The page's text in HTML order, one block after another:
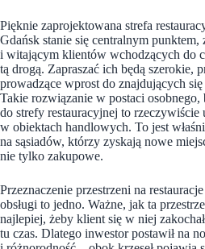
Pięknie zaprojektowana strefa
Gdańsk stanie się centralnym punktem,
i witającym klientów wchodzących do
tą drogą. Zapraszać ich będą szerokie,
prowadzące wprost do znajdujących
Takie rozwiązanie w postaci osobnego,
do strefy restauracyjnej to rzeczywiście
w obiektach handlowych. To jest
na sąsiadów, którzy zyskają nowe
nie tylko zakupowe.
Przeznaczenie przestrzeni na
obsługi to jedno. Ważne, jak ta
najlepiej, żeby klient się w niej
tu czas. Dlatego inwestor postawił na